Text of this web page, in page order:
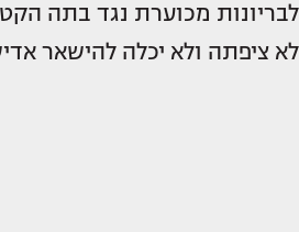
לבריונות מכוערת נגד בתה
לא ציפתה ולא יכלה להישאר